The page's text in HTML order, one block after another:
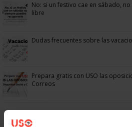
No: si un festivo cae en sábado,
libre
Dudas frecuentes sobre las
Prepara gratis con USO las
Correos